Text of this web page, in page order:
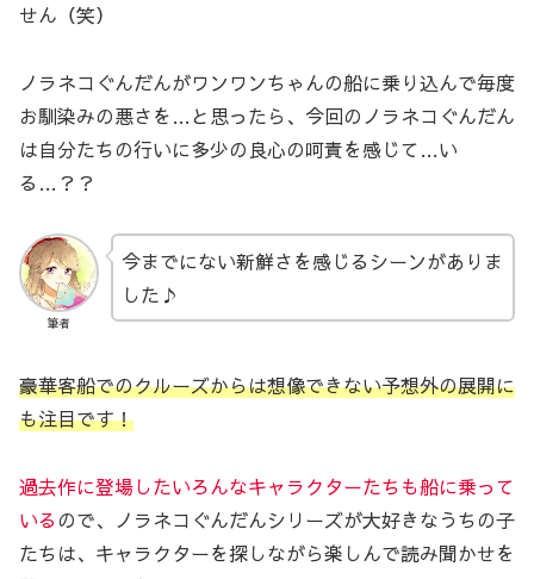
せん（笑）
ノラネコぐんだんがワンワンちゃんの船に乗り込んで毎度
お馴染みの悪さを…と思ったら、今回のノラネコぐんだん
は自分たちの行いに多少の良心の呵責を感じて…い
る…？？
筆者
今までにない新鮮さを感じるシーンがありま
した♪
豪華客船でのクルーズからは想像できない予想外の展開に
も注目です！
過去作に登場したいろんなキャラクターたちも船に乗って
いる ので、ノラネコぐんだんシリーズが大好きなうちの子
たちは、キャラクターを探しながら楽しんで読み聞かせを